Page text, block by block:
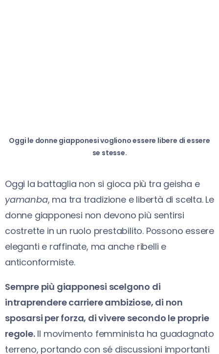
Oggi le donne giapponesi vogliono essere libere di essere
se stesse.
Oggi la battaglia non si gioca più tra geisha e
yamanba, ma tra tradizione e libertà di scelta. Le
donne giapponesi non devono più sentirsi
costrette in un ruolo prestabilito. Possono essere
eleganti e raffinate, ma anche ribelli e
anticonformiste.
Sempre più giapponesi scelgono di
intraprendere carriere ambiziose, di non
sposarsi per forza, di vivere secondo le proprie
regole.Il movimento femminista ha guadagnato
terreno, portando con sé discussioni importanti